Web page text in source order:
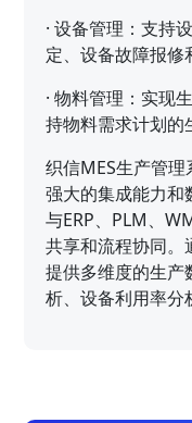
·设备管理：支持
定、设备故障报修
·物料管理：实现
持物料需求计划的
织信MES生产管
强大的集成能力和
与ERP、PLM、
共享和流程协同。
提供多维度的生产
析、设备利用率分